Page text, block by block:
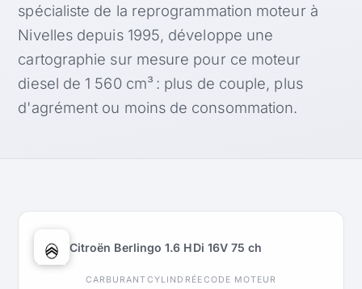
spécialiste de la reprogrammation moteur à
Nivelles depuis 1995, développe une
cartographie sur mesure pour ce moteur
diesel de 1 560 cm³ : plus de couple, plus
d'agrément ou moins de consommation.
Citroën Berlingo 1.6 HDi 16V 75 ch
CARBURANT CYLINDRÉECODE MOTEUR